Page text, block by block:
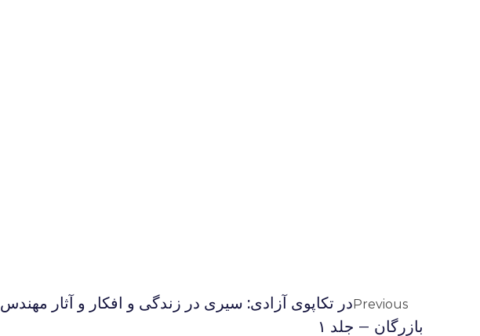
Previousدر تکاپوی آزادی: سیری در زندگی و افکار و آثار مهندس
بازرگان – جلد ۱